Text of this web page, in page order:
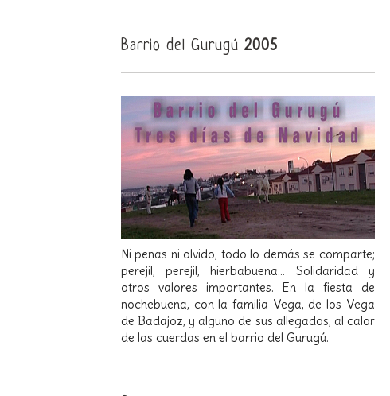
Barrio del Gurugú 2005
Ni penas ni olvido, todo lo demás se comparte;
perejil, perejil, hierbabuena… Solidaridad y
otros valores importantes. En la fiesta de
nochebuena, con la familia Vega, de los Vega
de Badajoz, y alguno de sus allegados, al calor
de las cuerdas en el barrio del Gurugú.